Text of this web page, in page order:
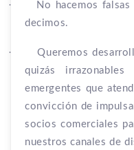
·
No hacemos
decimos.
·
Queremos
quizás
emergentes que
convicción de
socios comerciales
nuestros canales de